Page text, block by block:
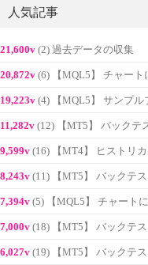
人気記事
21,600v (2) 過去データの収集
20,872v (6) 【MQL5】 チャート
19,223v (4) 【MQL5】 サンプ
11,282v (12) 【MT5】 バックテ
9,599v (16) 【MT4】 ヒストリ
8,243v (11) 【MT5】 バックテ
7,394v (5) 【MQL5】 チャート
7,000v (18) 【MT5】 バックテ
6,027v (19) 【MT5】 バックテ